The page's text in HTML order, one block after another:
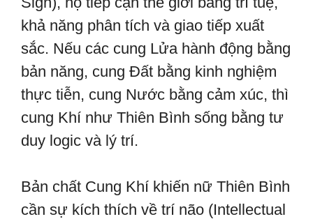
khả năng phân tích và giao tiếp xuất
sắc. Nếu các cung Lửa hành động bằng
bản năng, cung Đất bằng kinh nghiệm
thực tiễn, cung Nước bằng cảm xúc, thì
cung Khí như Thiên Bình sống bằng tư
duy logic và lý trí.
Bản chất Cung Khí khiến nữ Thiên Bình
cần sự kích thích về trí não (Intellectual